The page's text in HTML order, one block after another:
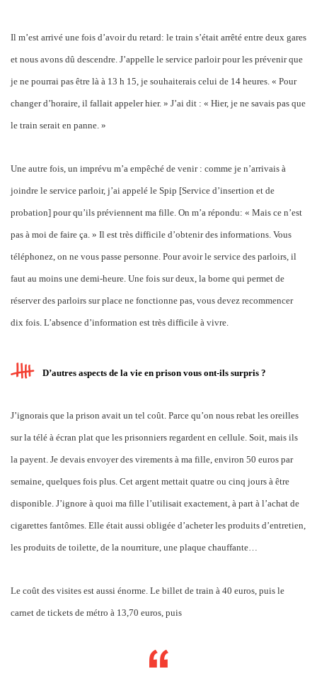
Il m’est arrivé une fois d’avoir du retard: le train s’était arrêté entre deux gares
et nous avons dû descendre. J’appelle le service parloir pour les prévenir que
je ne pourrai pas être là à 13 h 15, je souhaiterais celui de 14 heures. « Pour
changer d’horaire, il fallait appeler hier. » J’ai dit : « Hier, je ne savais pas que
le train serait en panne. »
Une autre fois, un imprévu m’a empêché de venir : comme je n’arrivais à
joindre le service parloir, j’ai appelé le Spip [Service d’insertion et de
probation] pour qu’ils préviennent ma fille. On m’a répondu: « Mais ce n’est
pas à moi de faire ça. » Il est très difficile d’obtenir des informations. Vous
téléphonez, on ne vous passe personne. Pour avoir le service des parloirs, il
faut au moins une demi-heure. Une fois sur deux, la borne qui permet de
réserver des parloirs sur place ne fonctionne pas, vous devez recommencer
dix fois. L’absence d’information est très difficile à vivre.
D’autres aspects de la vie en prison vous ont-ils surpris ?
J’ignorais que la prison avait un tel coût. Parce qu’on nous rebat les oreilles
sur la télé à écran plat que les prisonniers regardent en cellule. Soit, mais ils
la payent. Je devais envoyer des virements à ma fille, environ 50 euros par
semaine, quelques fois plus. Cet argent mettait quatre ou cinq jours à être
disponible. J’ignore à quoi ma fille l’utilisait exactement, à part à l’achat de
cigarettes fantômes. Elle était aussi obligée d’acheter les produits d’entretien,
les produits de toilette, de la nourriture, une plaque chauffante…
Le coût des visites est aussi énorme. Le billet de train à 40 euros, puis le
carnet de tickets de métro à 13,70 euros, puis